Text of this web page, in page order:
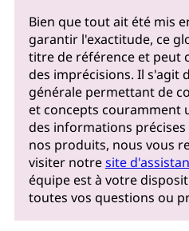
Bien que tout ait été mis
garantir l'exactitude, ce
titre de référence et peut
des imprécisions. Il s'agit
générale permettant de
et concepts couramment
des informations
nos produits, nous vous
visiter notresite
équipe est à votre
toutes vos questions ou